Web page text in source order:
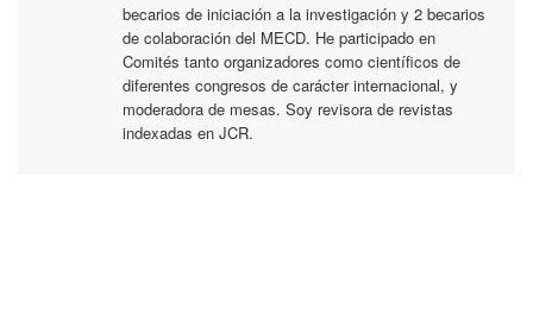
becarios de iniciación a la investigación y 2 becarios
de colaboración del MECD. He participado en
Comités tanto organizadores como científicos de
diferentes congresos de carácter internacional, y
moderadora de mesas. Soy revisora de revistas
indexadas en JCR.